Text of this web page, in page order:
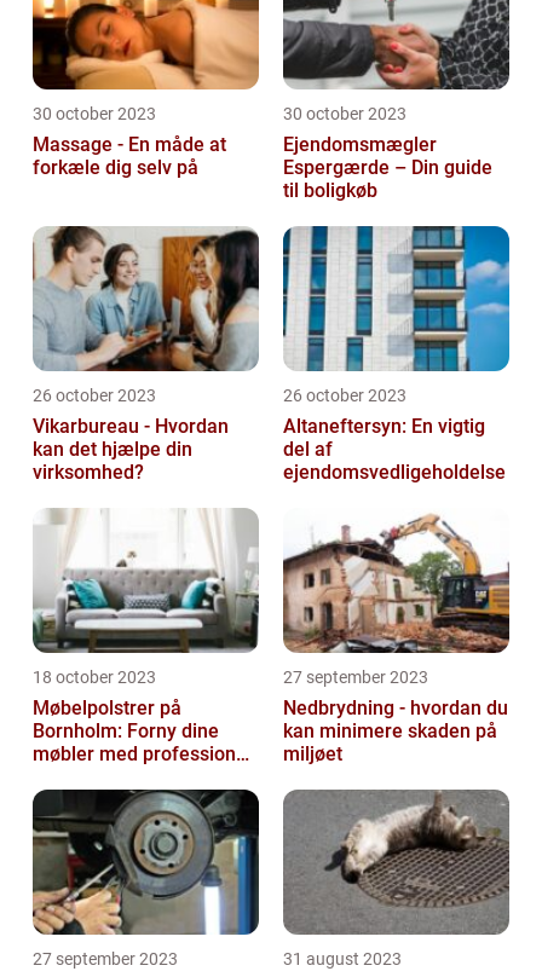
30 october 2023
Massage - En måde at
forkæle dig selv på
30 october 2023
Ejendomsmægler
Espergærde – Din guide
til boligkøb
26 october 2023
Vikarbureau - Hvordan
kan det hjælpe din
virksomhed?
26 october 2023
Altaneftersyn: En vigtig
del af
ejendomsvedligeholdelse
18 october 2023
Møbelpolstrer på
Bornholm: Forny dine
møbler med professionel
27 september 2023
Nedbrydning - hvordan du
kan minimere skaden på
miljøet
27 september 2023 31 august 2023